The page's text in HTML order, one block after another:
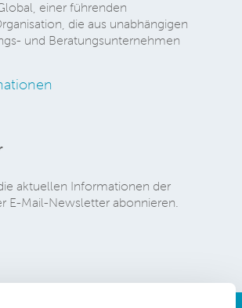
einer führenden
die aus unabhängigen
und Beratungsunternehmen
aktuellen Informationen der
E-Mail-Newsletter abonnieren.